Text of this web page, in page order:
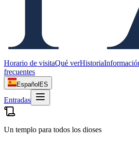
Horario de visitaQué verHistoria
frecuentes
Español ES
Entradas
Un templo para todos los dioses